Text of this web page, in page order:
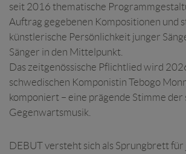
seit 2016 thematische
Auftrag gegebenen Kompositionen und
künstlerische Persönlichkeit junger
Sänger in den Mittelpunkt.
Das zeitgenössische Pflichtlied wird
schwedischen Komponistin Tebogo
komponiert – eine prägende Stimme der
Gegenwartsmusik.
DEBUT versteht sich als Sprungbrett für